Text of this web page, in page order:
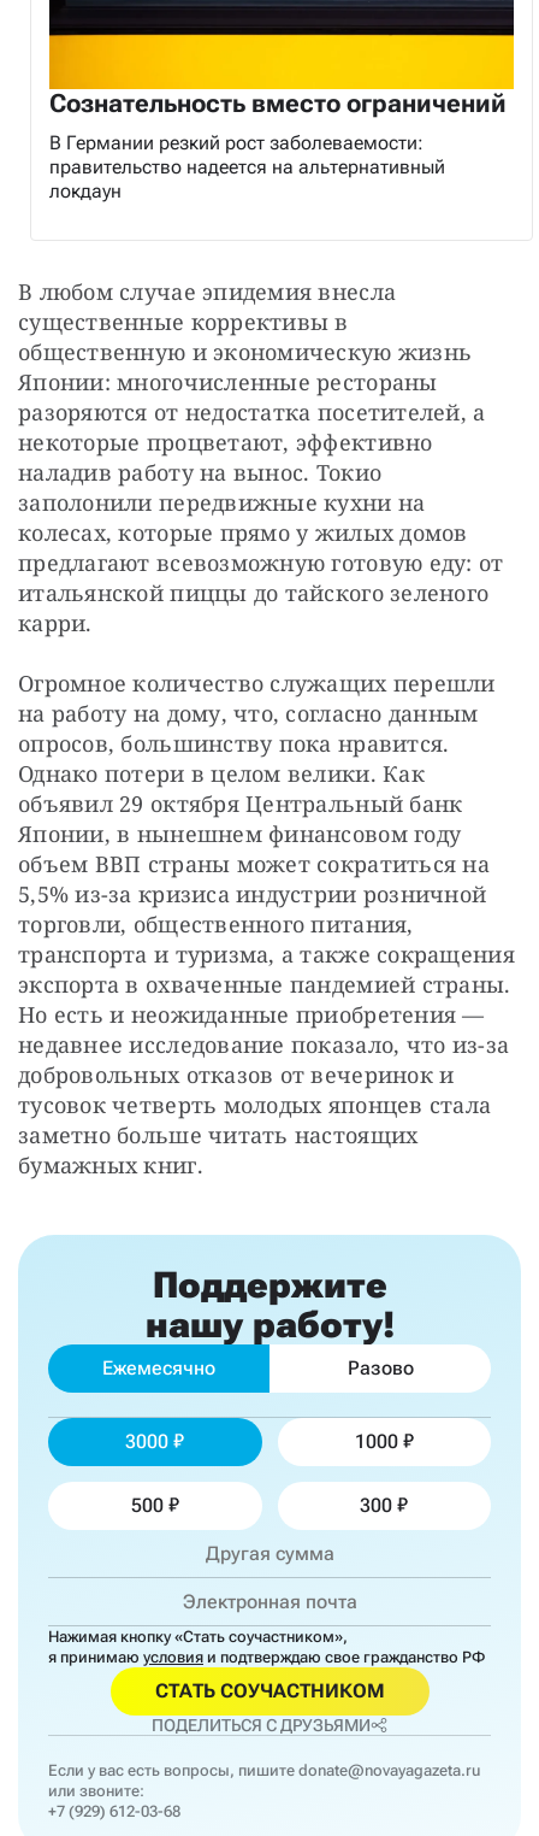
Сознательность вместо ограничений
В Германии резкий рост заболеваемости:
правительство надеется на альтернативный
локдаун
В любом случае эпидемия внесла
существенные коррективы в
общественную и экономическую жизнь
Японии: многочисленные рестораны
разоряются от недостатка посетителей, а
некоторые процветают, эффективно
наладив работу на вынос. Токио
заполонили передвижные кухни на
колесах, которые прямо у жилых домов
предлагают всевозможную готовую еду: от
итальянской пиццы до тайского зеленого
карри.
Огромное количество служащих перешли
на работу на дому, что, согласно данным
опросов, большинству пока нравится.
Однако потери в целом велики. Как
объявил 29 октября Центральный банк
Японии, в нынешнем финансовом году
объем ВВП страны может сократиться на
5,5% из-за кризиса индустрии розничной
торговли, общественного питания,
транспорта и туризма, а также сокращения
экспорта в охваченные пандемией страны.
Но есть и неожиданные приобретения —
недавнее исследование показало, что из-за
добровольных отказов от вечеринок и
тусовок четверть молодых японцев стала
заметно больше читать настоящих
бумажных книг.
Поддержите
нашу работу!
Ежемесячно Разово
3000 1000
500 300
Нажимая кнопку «Стать соучастником»,
я принимаю условия и подтверждаю свое гражданство РФ
СТАТЬ СОУЧАСТНИКОМ
ПОДЕЛИТЬСЯ С ДРУЗЬЯМИ
Если у вас есть вопросы, пишите donate@novayagazeta.ru
или звоните:
+7 (929) 612-03-68